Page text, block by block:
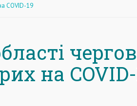
COVID-19
на